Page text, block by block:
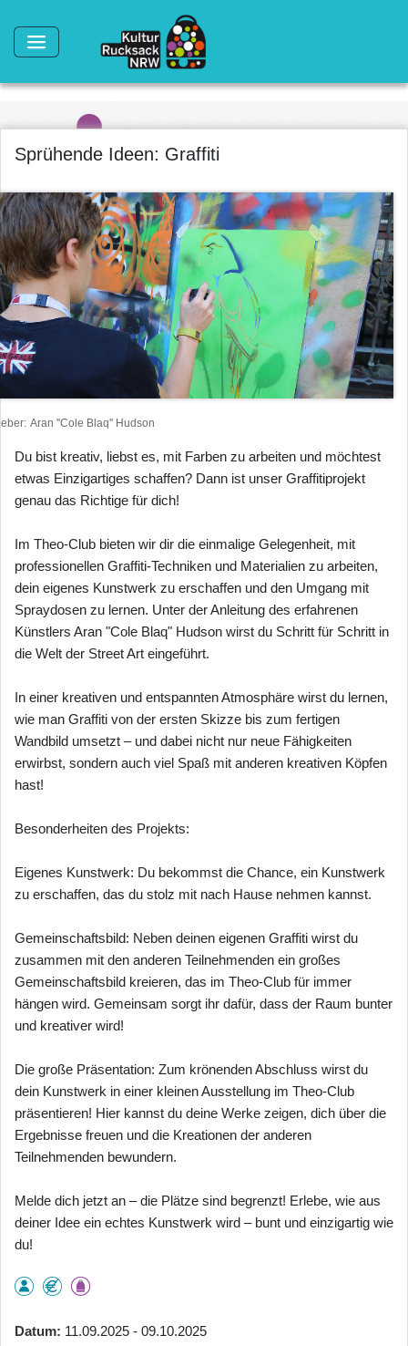
Sprühende Ideen: Graffiti
Aran ''Cole Blaq'' Hudson
Du bist kreativ, liebst es, mit Farben zu arbeiten und möchtest
etwas Einzigartiges schaffen? Dann ist unser Graffitiprojekt
genau das Richtige für dich!
Im Theo-Club bieten wir dir die einmalige Gelegenheit, mit
professionellen Graffiti-Techniken und Materialien zu arbeiten,
dein eigenes Kunstwerk zu erschaffen und den Umgang mit
Spraydosen zu lernen. Unter der Anleitung des erfahrenen
Künstlers Aran "Cole Blaq" Hudson wirst du Schritt für Schritt in
die Welt der Street Art eingeführt.
In einer kreativen und entspannten Atmosphäre wirst du lernen,
wie man Graffiti von der ersten Skizze bis zum fertigen
Wandbild umsetzt – und dabei nicht nur neue Fähigkeiten
erwirbst, sondern auch viel Spaß mit anderen kreativen Köpfen
hast!
Besonderheiten des Projekts:
Eigenes Kunstwerk: Du bekommst die Chance, ein Kunstwerk
zu erschaffen, das du stolz mit nach Hause nehmen kannst.
Gemeinschaftsbild: Neben deinen eigenen Graffiti wirst du
zusammen mit den anderen Teilnehmenden ein großes
Gemeinschaftsbild kreieren, das im Theo-Club für immer
hängen wird. Gemeinsam sorgt ihr dafür, dass der Raum bunter
und kreativer wird!
Die große Präsentation: Zum krönenden Abschluss wirst du
dein Kunstwerk in einer kleinen Ausstellung im Theo-Club
präsentieren! Hier kannst du deine Werke zeigen, dich über die
Ergebnisse freuen und die Kreationen der anderen
Teilnehmenden bewundern.
Melde dich jetzt an – die Plätze sind begrenzt! Erlebe, wie aus
deiner Idee ein echtes Kunstwerk wird – bunt und einzigartig wie
du!
Datum 11.09.2025 - 09.10.2025